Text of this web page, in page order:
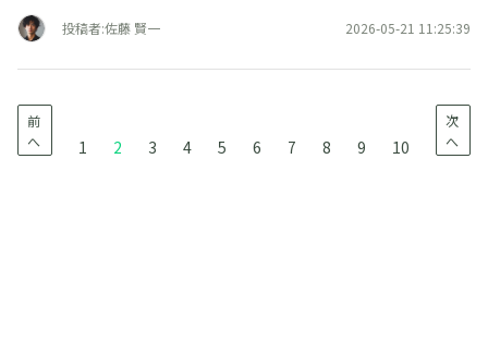
投稿者:佐藤 賢一 2026-05-21 11:25:39
前
へ
1 2 3 4 5 6 7 8 9 10
次
へ